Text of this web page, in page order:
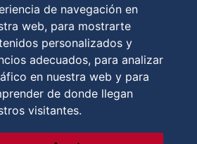
de navegación en
web, para mostrarte
personalizados y
adecuados, para analizar
en nuestra web y para
de donde llegan
visitantes.
y contactos|Formulario de contacto|Aviso
de venta|Política de cookies|RGPD
de cookies
Local